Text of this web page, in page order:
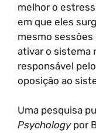
melhor o
em que eles
mesmo
ativar o sistema
responsável
oposição ao
Uma pesquisa
Psychologypor